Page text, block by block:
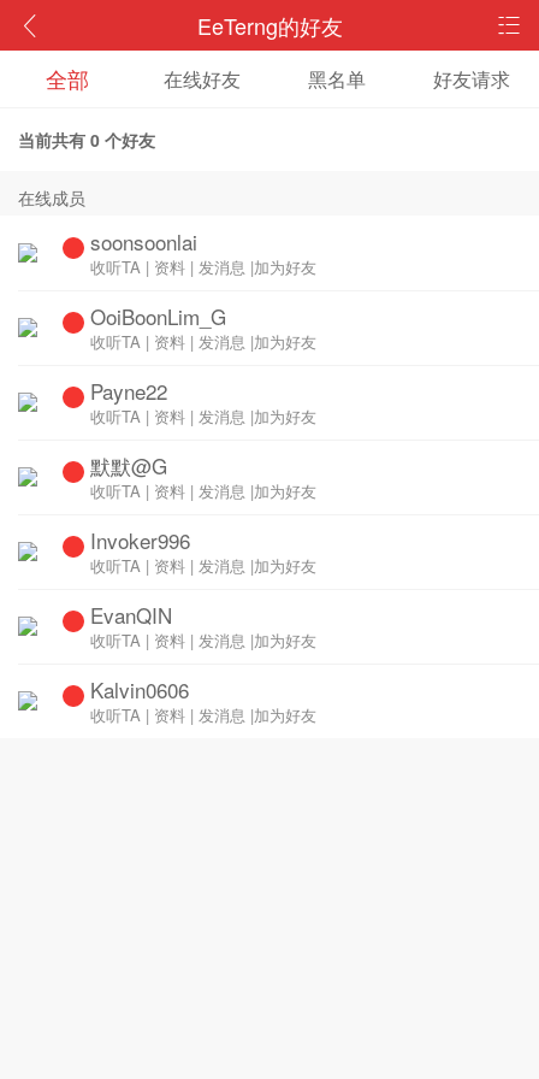
EeTerng的好友
全部 在线好友 黑名单 好友请求
当前共有 0 个好友
在线成员
soonsoonlai
收听TA | 资料 | 发消息 |加为好友
OoiBoonLim_G
收听TA | 资料 | 发消息 |加为好友
Payne22
收听TA | 资料 | 发消息 |加为好友
默默@G
收听TA | 资料 | 发消息 |加为好友
Invoker996
收听TA | 资料 | 发消息 |加为好友
EvanQIN
收听TA | 资料 | 发消息 |加为好友
Kalvin0606
收听TA | 资料 | 发消息 |加为好友